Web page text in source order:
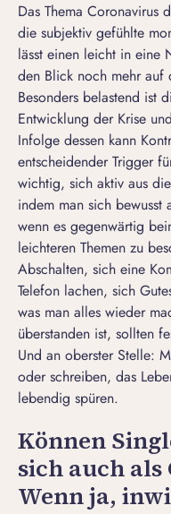
Das Thema Coronavirus
die subjektiv gefühlte
lässt einen leicht in eine
den Blick noch mehr auf
Besonders belastend ist
Entwicklung der Krise
Infolge dessen kann
entscheidender Trigger
wichtig, sich aktiv aus
indem man sich bewusst
wenn es gegenwärtig
leichteren Themen zu
Abschalten, sich eine
Telefon lachen, sich
was man alles wieder
überstanden ist, sollten
Und an oberster Stelle:
oder schreiben, das
lebendig spüren.
Können
sich auch als
Wenn ja,